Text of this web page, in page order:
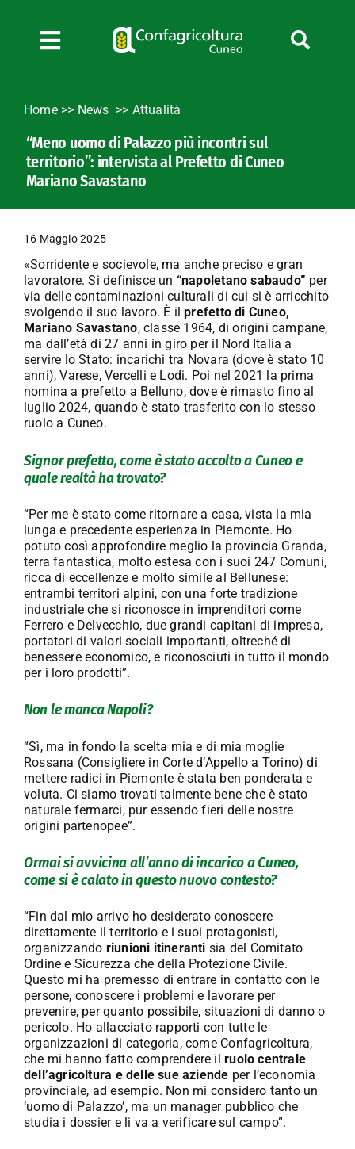
contenuto
Toggle
News
Bandi
Formazione
Convenzioni
L’Agricoltore cuneese
Fotogallery
Lavora con noi
Contatti
Home>> News Attualità
“Meno uomo di Palazzo più incontri sul
territorio”: intervista al Prefetto di Cuneo
Mariano Savastano
16 Maggio 2025
«Sorridente e socievole, ma anche preciso e gran
lavoratore. Si definisce un “napoletano sabaudo” per
via delle contaminazioni culturali di cui si è arricchito
svolgendo il suo lavoro. È ilprefetto di Cuneo,
Mariano Savastano, classe 1964, di origini campane,
ma dall’età di 27 anni in giro per il Nord Italia a
servire lo Stato: incarichi tra Novara (dove è stato 10
anni), Varese, Vercelli e Lodi. Poi nel 2021 la prima
nomina a prefetto a Belluno, dove è rimasto fino al
luglio 2024, quando è stato trasferito con lo stesso
ruolo a Cuneo.
Signor prefetto, come è stato accolto a Cuneo e
quale realtà ha trovato?
“Per me è stato come ritornare a casa, vista la mia
lunga e precedente esperienza in Piemonte. Ho
potuto così approfondire meglio la provincia Granda,
terra fantastica, molto estesa con i suoi 247 Comuni,
ricca di eccellenze e molto simile al Bellunese:
entrambi territori alpini, con una forte tradizione
industriale che si riconosce in imprenditori come
Ferrero e Delvecchio, due grandi capitani di impresa,
portatori di valori sociali importanti, oltreché di
benessere economico, e riconosciuti in tutto il mondo
per i loro prodotti”.
Non le manca Napoli?
“Sì, ma in fondo la scelta mia e di mia moglie
Rossana (Consigliere in Corte d’Appello a Torino) di
mettere radici in Piemonte è stata ben ponderata e
voluta. Ci siamo trovati talmente bene che è stato
naturale fermarci, pur essendo fieri delle nostre
origini partenopee”.
Ormai si avvicina all’anno di incarico a Cuneo,
come si è calato in questo nuovo contesto?
“Fin dal mio arrivo ho desiderato conoscere
direttamente il territorio e i suoi protagonisti,
organizzando riunioni itineranti sia del Comitato
Ordine e Sicurezza che della Protezione Civile.
Questo mi ha premesso di entrare in contatto con le
persone, conoscere i problemi e lavorare per
prevenire, per quanto possibile, situazioni di danno o
pericolo. Ho allacciato rapporti con tutte le
organizzazioni di categoria, come Confagricoltura,
che mi hanno fatto comprendere ilruolo centrale
dell’agricoltura e delle sue aziende per l’economia
provinciale, ad esempio. Non mi considero tanto un
‘uomo di Palazzo’, ma un manager pubblico che
studia i dossier e li va a verificare sul campo”.